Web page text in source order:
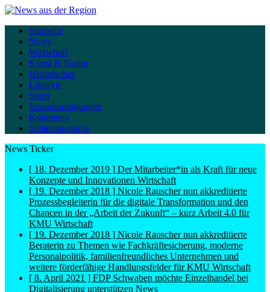
Startseite
News
Wirtschaft
Kunst & Kultur
Historisches
Lifestyle
Sport
Vorankündigungen
Kolumnen
Stellenangebote
News Ticker
[ 18. Dezember 2019 ] Der Mitarbeiter*in als Kraft für neue
Konzepte und Innovationen Wirtschaft
[ 19. Dezember 2018 ] Nicole Rauscher nun akkreditierte
Prozessbegleiterin für die digitale Transformation und den
Chancen in der „Arbeit der Zukunft“ – kurz Arbeit 4.0 für
KMU Wirtschaft
[ 19. Dezember 2018 ] Nicole Rauscher nun akkreditierte
Beraterin zu Themen wie Fachkräftesicherung, moderne
Personalpolitik, familienfreundliches Unternehmen und
weitere förderfähige Handlungsfelder für KMU Wirtschaft
[ 8. April 2021 ] FDP Schwaben möchte Einzelhandel bei
Digitalisierung unterstützen News